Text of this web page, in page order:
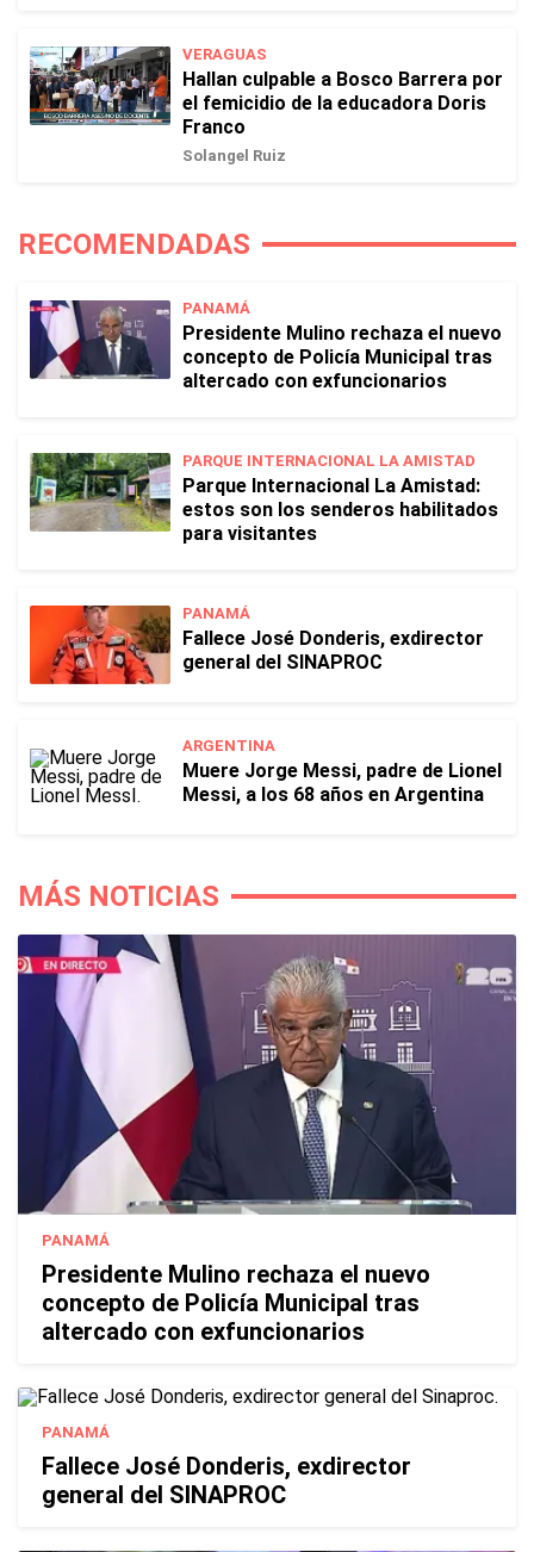
VERAGUAS
Hallan culpable a Bosco Barrera por
el femicidio de la educadora Doris
Franco
Solangel Ruiz
RECOMENDADAS
PANAMÁ
Presidente Mulino rechaza el nuevo
concepto de Policía Municipal tras
altercado con exfuncionarios
PARQUE INTERNACIONAL LA AMISTAD
Parque Internacional La Amistad:
estos son los senderos habilitados
para visitantes
PANAMÁ
Fallece José Donderis, exdirector
general del SINAPROC
ARGENTINA
Muere Jorge Messi, padre de Lionel
Messi, a los 68 años en Argentina
MÁS NOTICIAS
PANAMÁ
Presidente Mulino rechaza el nuevo
concepto de Policía Municipal tras
altercado con exfuncionarios
PANAMÁ
Fallece José Donderis, exdirector
general del SINAPROC